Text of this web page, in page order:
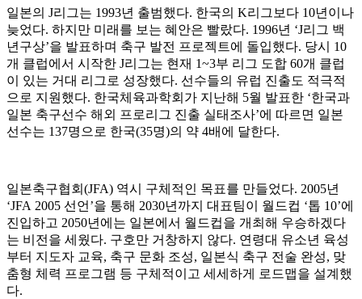
일본의 J리그는 1993년 출범했다. 한국의 K리그보다 10년이나
늦었다. 하지만 미래를 보는 혜안은 빨랐다. 1996년 ‘J리그 백
년구상’을 발표하며 축구 발전 프로젝트에 돌입했다. 당시 10
개 클럽에서 시작한 J리그는 현재 1~3부 리그 도합 60개 클럽
이 있는 거대 리그로 성장했다. 선수들의 유럽 진출도 적극적
으로 지원했다. 한국체육과학회가 지난해 5월 발표한 ‘한국과
일본 축구선수 해외 프로리그 진출 실태조사’에 따르면 일본
선수는 137명으로 한국(35명)의 약 4배에 달한다.
일본축구협회(JFA) 역시 구체적인 목표를 만들었다. 2005년
‘JFA 2005 선언’을 통해 2030년까지 대표팀이 월드컵 ‘톱 10’에
진입하고 2050년에는 일본에서 월드컵을 개최해 우승하겠다
는 비전을 세웠다. 구호만 거창하지 않다. 연령대 유소년 육성
부터 지도자 교육, 축구 문화 조성, 일본식 축구 전술 완성, 맞
춤형 체력 프로그램 등 구체적이고 세세하게 로드맵을 설계했
다.